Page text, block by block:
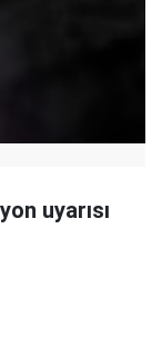
uyarısı